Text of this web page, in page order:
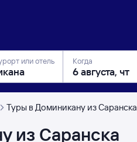
или отель Когда
Туры в Доминикану из Саранска
из Саранска